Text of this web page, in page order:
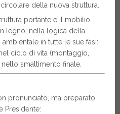
della nuova struttura.
portante e il mobilio
legno, nella logica della
in tutte le sue fasi:
ciclo di vita (montaggio,
smaltimento finale.
pronunciato, ma preparato
Presidente: